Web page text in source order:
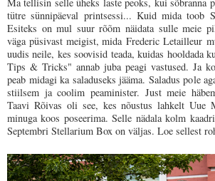
tütre sünnipäeval printsessi... Kuid mida toob
Esiteks on mul suur rõõm näidata sulle meie
väga püsivast meigist, midaFrederic Letailleur
uudis neile, kes soovisid teada, kuidas hooldada
Tips & Tricks" annab juba peagi vastused. Ja
peab midagi ka saladuseks jääma. Saladus pole
stiilsem ja coolim peaminister. Just meie
Taavi Rõivas oli see, kes nõustus lahkelt Uue
minuga koos poseerima. Selle nädala kolm
Septembri Stellarium Box on väljas. Loe sellest